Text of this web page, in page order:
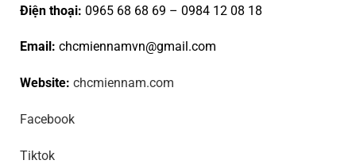
Điện thoại: 0965 68 68 69 – 0984 12 08 18
Email: chcmiennamvn@gmail.com
Website: chcmiennam.com
Facebook
Tiktok